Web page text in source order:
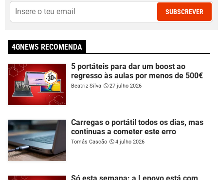
SUBSCREVER
4GNEWS RECOMENDA
5 portáteis para dar um boost ao
regresso às aulas por menos de 500€
Beatriz Silva 27 julho 2026
Carregas o portátil todos os dias, mas
continuas a cometer este erro
Tomás Cascão 4 julho 2026